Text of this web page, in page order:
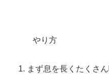
やり方
まず息を長くたくさ